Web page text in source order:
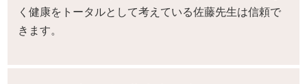
く健康をトータルとして考えている佐藤先生は信頼で
きます。